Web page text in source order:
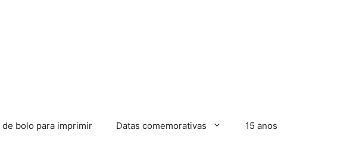
de bolo para imprimir Datas comemorativas 15 anos